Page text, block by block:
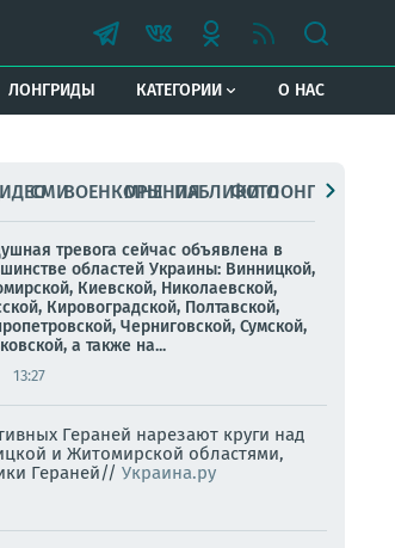
ЛОНГРИДЫ КАТЕГОРИИ О НАС
СМИВОЕНКОРЫМНЕНИЯПАБЛИКИ
ФОТОЛОНГРИДЫ
тревога сейчас объявлена в
областей Украины: Винницкой,
Киевской, Николаевской,
Кировоградской, Полтавской,
Черниговской, Сумской,
а также на...
13:27
Гераней нарезают круги над
и Житомирской областями,
Гераней// Украина.ру